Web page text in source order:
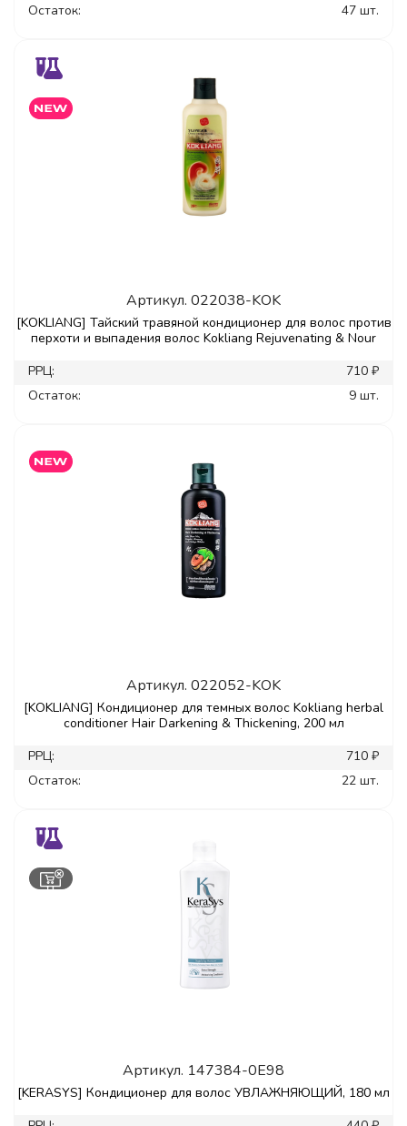
Остаток: 47 шт.
Артикул. 022038-KOK
[KOKLIANG] Тайский травяной кондиционер для волос против
перхоти и выпадения волос Kokliang Rejuvenating & Nour
РРЦ:
710 ₽
Остаток:
9 шт.
Артикул. 022052-KOK
[KOKLIANG] Кондиционер для темных волос Kokliang herbal
conditioner Hair Darkening & Thickening, 200 мл
РРЦ:
710 ₽
Остаток:
22 шт.
Артикул. 147384-0E98
[KERASYS] Кондиционер для волос УВЛАЖНЯЮЩИЙ, 180 мл